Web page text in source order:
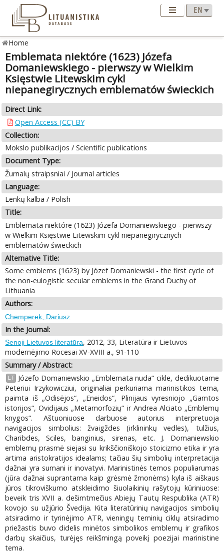
Home
Emblemata niektóre (1623) Józefa
Domaniewskiego - pierwszy w Wielkim
Księstwie Litewskim cykl
niepanegirycznych emblematów świeckich
Direct Link:
Open Access (CC) BY
Collection:
Mokslo publikacijos / Scientific publications
Document Type:
Žurnalų straipsniai / Journal articles
Language:
Lenkų kalba / Polish
Title:
Emblemata niektóre (1623) Józefa Domaniewskiego - pierwszy
w Wielkim Księstwie Litewskim cykl niepanegirycznych
emblematów świeckich
Alternative Title:
Some emblems (1623) by Józef Domaniewski - the first cycle of
the non-eulogistic secular emblems in the Grand Duchy of
Lithuania
Authors:
Chemperek, Dariusz
In the Journal:
Senoji Lietuvos literatūra, 2012, 33, Literatūra ir Lietuvos
modernėjimo Rocesai XV-XVIII a., 91-110
Summary / Abstract:
LT
Józefo Domaniewskio „Emblemata nuda“ cikle, dedikuotame
Peteriui Irzykowicziui, originaliai perkuriama marinistikos tema,
paimta iš „Odisėjos“, „Eneidos“, Plinijaus vyresniojo „Gamtos
istorijos“, Ovidijaus „Metamorfozių“ ir Andrea Alciato „Emblemų
knygos“. Aštuoniuose darbuose autorius interpretuoja
navigacijos simbolius: žvaigždes (irklininkų vedles), tulžius,
Charibdes, Sciles, banginius, sirenas, etc. J. Domaniewskio
emblemų prasmė siejasi su krikščioniškojo stoicizmo etika ir yra
artima aristokratijos idealams; tačiau šių simbolių interpretacija
dažnai yra sumani ir inovatyvi. Marinistinės temos populiarumas
(jūra dažnai suprantama kaip grėsmė žmonėms) kyla iš aiškaus
jūros tikroviškumo atskleidimo šiuolaikinių rašytojų kūriniuose:
beveik tris XVII a. dešimtmečius Abiejų Tautų Respublika (ATR)
kovojo su užjūrio Švedija. Kita literatūrinių navigacijos simbolių
atsiradimo ir tyrinėjimo ATR, vieningų teminių ciklų atsiradimo
priežastis buvo didelis minėtos simbolikos emblemų ir grafikos
darbų skaičius, turėjęs reikšmingą poveikį poezijai marinistine
tema.